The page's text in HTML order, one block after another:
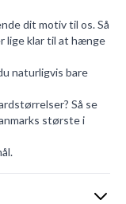
dit motiv til os. Så
lige klar til at hænge
naturligvis bare
Så se
største i